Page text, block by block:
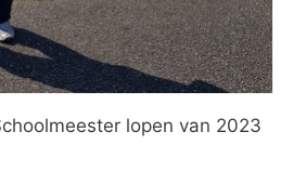
lopen van 2023